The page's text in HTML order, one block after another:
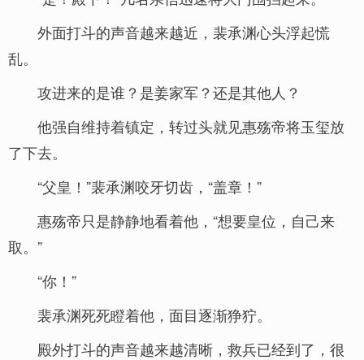
外面打斗的声音越来越近，裴承渊心头浮起慌
乱。
攻进来的是谁？是姜家军？还是其他人？
他强自维持着镇定，转过头就见惠殇帝将玉玺放
了下去。
“父皇！”裴承渊咬牙切齿，“盖章！”
惠殇帝只是静静地看着他，“想要皇位，自己来
取。”
“你！”
裴承渊死死瞪着他，面目逐渐狰狞。
殿外打斗的声音越来越清晰，救兵已经到了，很